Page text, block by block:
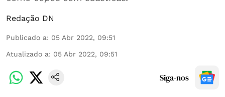
Redação DN
Publicado a: 05 Abr 2022, 09:51
Atualizado a: 05 Abr 2022, 09:51
Siga-nos